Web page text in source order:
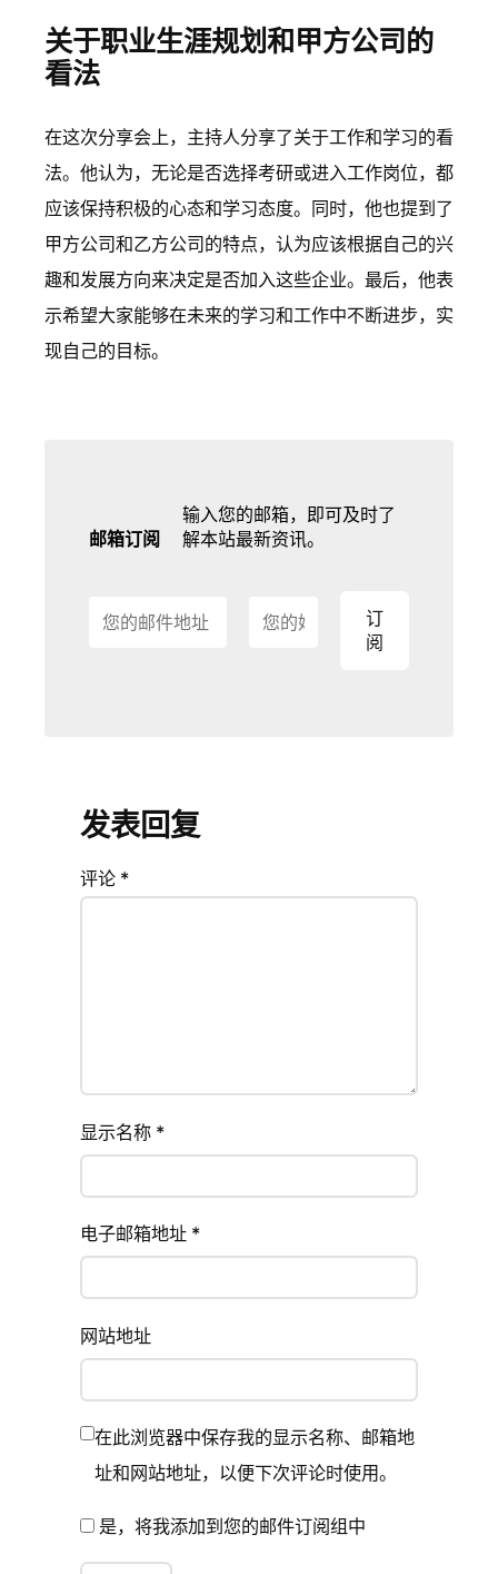
关于职业生涯规划和甲方公司的
看法
在这次分享会上，主持人分享了关于工作和学习的看
法。他认为，无论是否选择考研或进入工作岗位，都
应该保持积极的心态和学习态度。同时，他也提到了
甲方公司和乙方公司的特点，认为应该根据自己的兴
趣和发展方向来决定是否加入这些企业。最后，他表
示希望大家能够在未来的学习和工作中不断进步，实
现自己的目标。
邮箱订阅
输入您的邮箱，即可及时了
解本站最新资讯。
发表回复
评论 *
显示名称 *
电子邮箱地址 *
网站地址
在此浏览器中保存我的显示名称、邮箱地
址和网站地址，以便下次评论时使用。
是，将我添加到您的邮件订阅组中